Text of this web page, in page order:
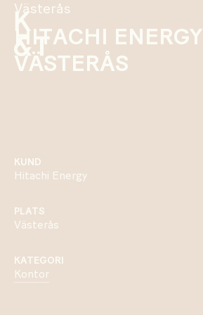
Västerås
HITACHI ENERGY
VÄSTERÅS
KUND
Hitachi Energy
PLATS
Västerås
KATEGORI
Kontor